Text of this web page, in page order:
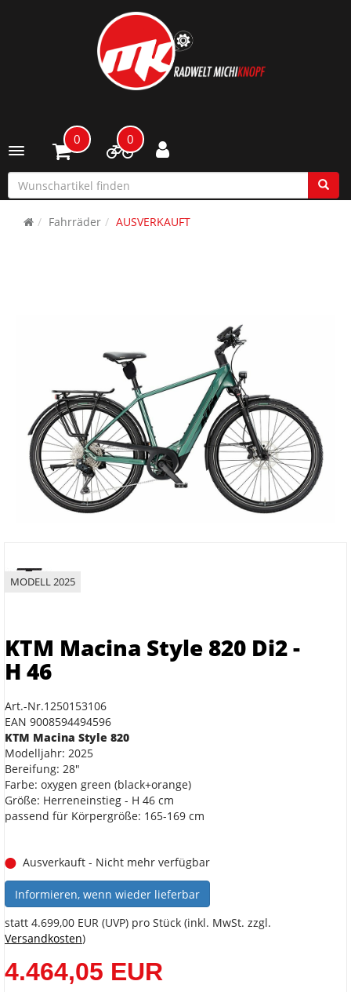
Toggle navigation
0 0
Fahrräder AUSVERKAUFT
MODELL 2025
KTM Macina Style 820 Di2 -
H 46
Art.-Nr.1250153106
EAN 9008594494596
KTM Macina Style 820
Modelljahr: 2025
Bereifung: 28"
Farbe: oxygen green (black+orange)
Größe: Herreneinstieg - H 46 cm
passend für Körpergröße: 165-169 cm
Ausverkauft - Nicht mehr verfügbar
Informieren, wenn wieder lieferbar
statt 4.699,00 EUR (UVP) pro Stück (inkl. MwSt. zzgl.
Versandkosten)
4.464,05 EUR